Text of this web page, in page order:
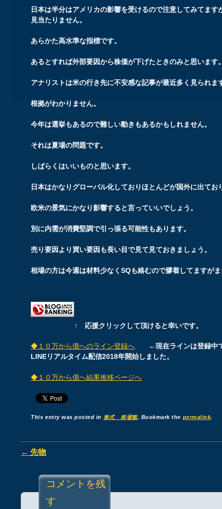
日本は半分はアメリカの影響を受けるので注意してみてま
見当たりません。
あらかた高水準な指標です。
あるとすれば外部要因から株価が下げたときのみと思います
アナリストは米の行き先に不安感な記事が最近多く見られま
根拠がわかりません。
今年は選挙もあるので難しい動きもあるかもしれません。
それは夏場の問題です。
しばらくはいいものと思います。
日本はかなりグローバル化しておりほとんどが国外に出てお
欧米の景気にかなり影響すると言っていいでしょう。
別に内需が消費堅調で引っ張る可能性もあります。
売り要因より買い要因も長い目で見て見ておきましょう。
相場の方は今週は材料少なくSQも絡むので膠着してますが
↑ 応援クリックして頂けると幸いです。
◆１０万から億へのライン登録へ ←現在ラインは登録中
LINEリアルタイム配信2018年開始しました。
◆１０万から億へ結果推移ページへ
This entry was posted in 株式 相場観. Bookmark the permalink.
Post navigation
← 先物
コメントを残
す